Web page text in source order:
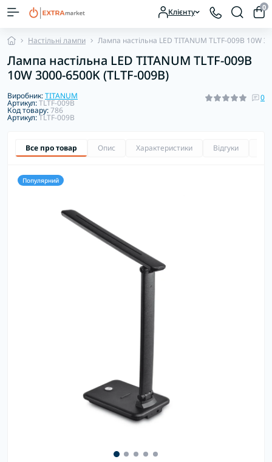
Клієнту 0
Настільні лампи Лампа настiльна LED TITANUM TLTF-009B 10W
Лампа настiльна LED TITANUM TLTF-009B
10W 3000-6500K (TLTF-009B)
Виробник:TITANUM
Артикул:TLTF-009B
Код товару:786
Артикул:TLTF-009B
0
Все про товар Опис Характеристики Відгуки
Популярний